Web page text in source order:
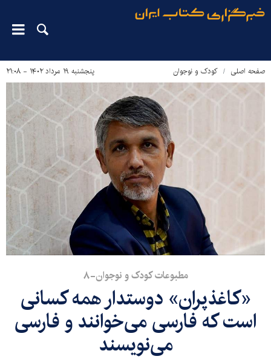
صفحه اصلی کودک و نوجوان پنجشنبه ۱۹ مرداد ۱۴۰۲ - ۲۱:۰۸
مطبوعات کودک و نوجوان-۸
«کاغذپران» دوستدار همه کسانی
است که فارسی می‌خوانند و فارسی
می‌نویسند